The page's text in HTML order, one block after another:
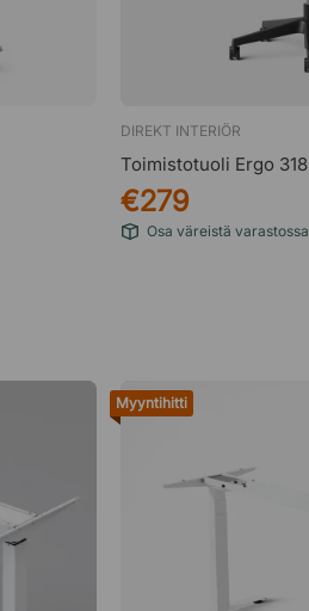
DIREKT INTERIÖR
Toimistotuoli Ergo 318
€279
Osa väreistä varastossa
Myyntihitti